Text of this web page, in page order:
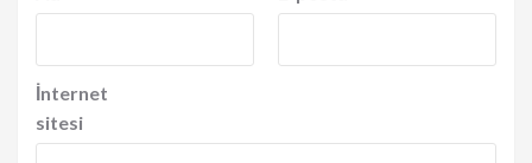
İnternet
sitesi